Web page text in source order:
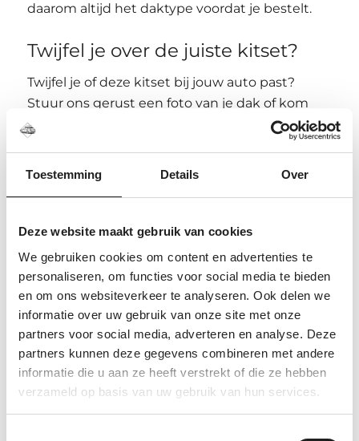
Toestemming Details Over
Deze website maakt gebruik van cookies
We gebruiken cookies om content en advertenties te
personaliseren, om functies voor social media te bieden
en om ons websiteverkeer te analyseren. Ook delen we
informatie over uw gebruik van onze site met onze
partners voor social media, adverteren en analyse. Deze
partners kunnen deze gegevens combineren met andere
informatie die u aan ze heeft verstrekt of die ze hebben
verzameld op basis van uw gebruik van hun services.
daarom altijd het daktype voordat je bestelt.
Twijfel je over de juiste kitset?
Twijfel je of deze kitset bij jouw auto past?
Stuur ons gerust een foto van je dak of kom
langs in onze showroom in Elst. We kijken met
Thule kitset
Is dit een complete dakdragerset?
Nee, dit is alleen de voertuigspecifieke kitset.
Voor een complete dakdragerset heb je ook
een passende voetenset en stangen nodig.
Kan dezelfde kitset op meerdere
auto’s passen?
Ja, sommige Thule kitsets worden voor